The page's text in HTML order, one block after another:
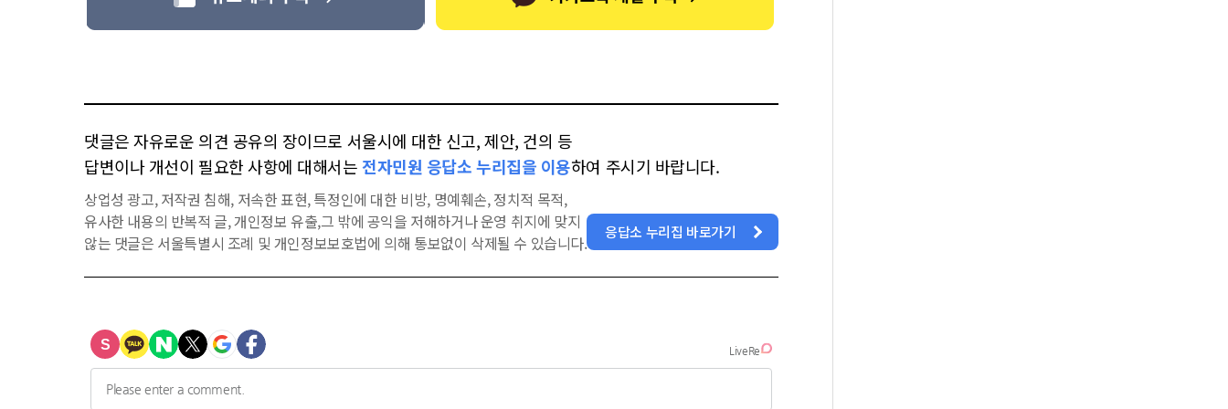
댓글은 자유로운 의견 공유의 장이므로 서울시에 대한 신고, 제안, 건의 등
답변이나 개선이 필요한 사항에 대해서는 전자민원 응답소 누리집을 이용하여 주시기 바랍니다.
상업성 광고, 저작권 침해, 저속한 표현, 특정인에 대한 비방, 명예훼손, 정치적 목적,
유사한 내용의 반복적 글, 개인정보 유출,그 밖에 공익을 저해하거나 운영 취지에 맞지
않는 댓글은 서울특별시 조례 및 개인정보보호법에 의해 통보없이 삭제될 수 있습니다.
응답소 누리집 바로가기